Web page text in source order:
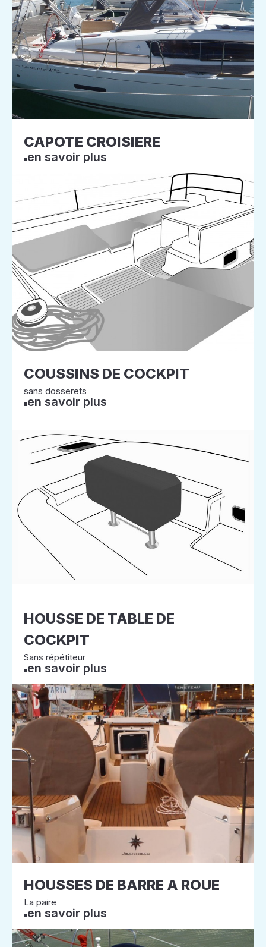
CAPOTE CROISIERE
en savoir plus
COUSSINS DE COCKPIT
sans dosserets
en savoir plus
HOUSSE DE TABLE DE
COCKPIT
Sans répétiteur
en savoir plus
HOUSSES DE BARRE A ROUE
La paire
en savoir plus